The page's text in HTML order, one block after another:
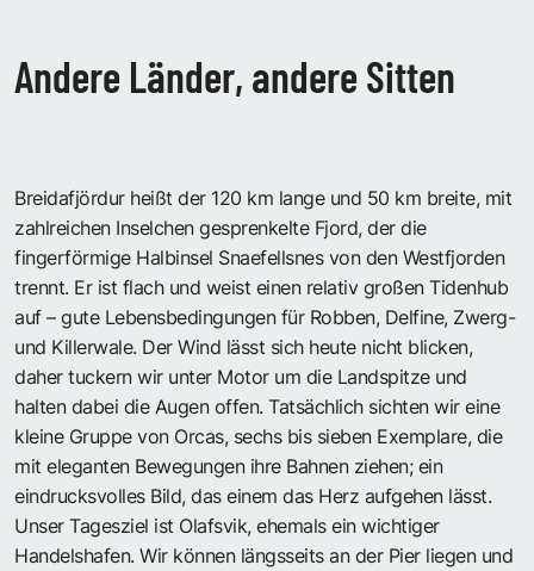
Andere Länder, andere Sitten
Breidafjördur heißt der 120 km lange und 50 km breite, mit
zahlreichen Inselchen gesprenkelte Fjord, der die
fingerförmige Halbinsel Snaefellsnes von den Westfjorden
trennt. Er ist flach und weist einen relativ großen Tidenhub
auf – gute Lebensbedingungen für Robben, Delfine, Zwerg-
und Killerwale. Der Wind lässt sich heute nicht blicken,
daher tuckern wir unter Motor um die Landspitze und
halten dabei die Augen offen. Tatsächlich sichten wir eine
kleine Gruppe von Orcas, sechs bis sieben Exemplare, die
mit eleganten Bewegungen ihre Bahnen ziehen; ein
eindrucksvolles Bild, das einem das Herz aufgehen lässt.
Unser Tagesziel ist Olafsvik, ehemals ein wichtiger
Handelshafen. Wir können längsseits an der Pier liegen und